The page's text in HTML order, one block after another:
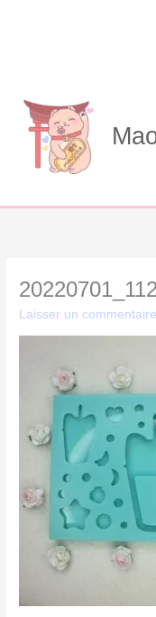
Laisser un commentaire